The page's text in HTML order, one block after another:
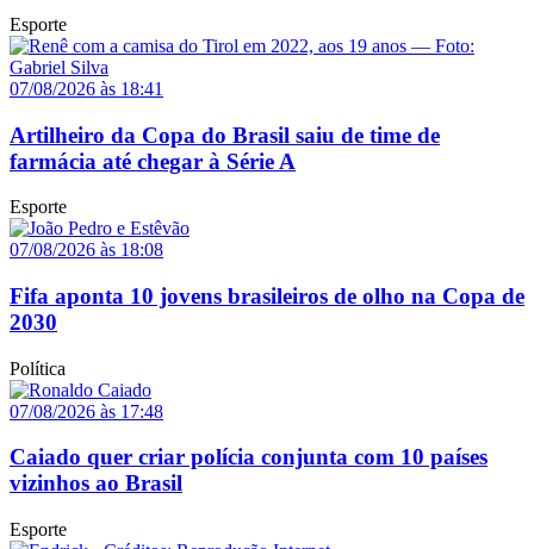
Esporte
07/08/2026 às 18:41
Artilheiro da Copa do Brasil saiu de time de
farmácia até chegar à Série A
Esporte
07/08/2026 às 18:08
Fifa aponta 10 jovens brasileiros de olho na Copa de
2030
Política
07/08/2026 às 17:48
Caiado quer criar polícia conjunta com 10 países
vizinhos ao Brasil
Esporte